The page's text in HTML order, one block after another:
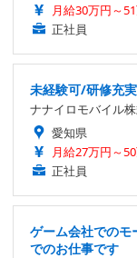
月給30万円～
正社員
未経験可/研修充
ナナイロモバイル
愛知県
月給27万円～
正社員
ゲーム会社での
でのお仕事です